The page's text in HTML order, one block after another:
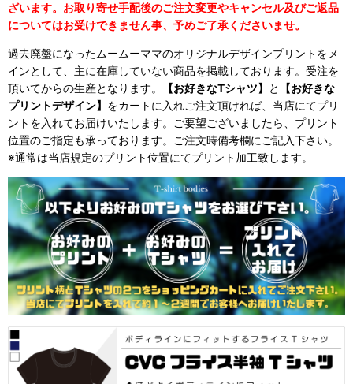
ざいます。お取り寄せ手配後のご注文変更やキャンセル及びご返品
についてはお受けできません事、予めご了承くださいませ。
過去廃盤になったムームーママのオリジナルデザインプリントをメ
インとして、主に在庫していない商品を掲載しております。受注を
頂いてからの生産となります。
【お好きなTシャツ】 と
【お好きな
プリントデザイン】 をカートに入れご注文頂ければ、当店にてプリ
ントを入れてお届けいたします。ご要望ございましたら、プリント
位置のご指定も承っております。ご注文時備考欄にご記入下さい。
※通常は当店規定のプリント位置にてプリント加工致します。